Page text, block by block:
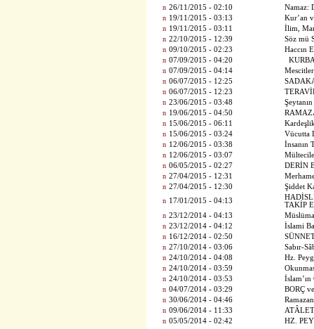
n 26/11/2015 - 02:10
Namaz:
n 19/11/2015 - 03:13
Kur’an
n 19/11/2015 - 03:11
İlim,
n 22/10/2015 - 12:39
Söz mü
n 09/10/2015 - 02:23
Haccın
n 07/09/2015 - 04:20
n 07/09/2015 - 04:14
n 06/07/2015 - 12:25
n 06/07/2015 - 12:23
n 23/06/2015 - 03:48
n 19/06/2015 - 04:50
n 15/06/2015 - 06:11
n 15/06/2015 - 03:24
Vücutta
n 12/06/2015 - 03:38
İnsanın
n 12/06/2015 - 03:07
n 06/05/2015 - 02:27
DERİN
n 27/04/2015 - 12:31
n 27/04/2015 - 12:30
Şiddet
n 17/01/2015 - 04:13
TAKİP
n 23/12/2014 - 04:13
n 23/12/2014 - 04:12
İslami
n 16/12/2014 - 02:50
n 27/10/2014 - 03:06
Sabır-
n 24/10/2014 - 04:08
Hz.
n 24/10/2014 - 03:59
n 24/10/2014 - 03:53
n 04/07/2014 - 03:29
BORÇ
n 30/06/2014 - 04:46
n 09/06/2014 - 11:33
n 05/05/2014 - 02:42 HZ.